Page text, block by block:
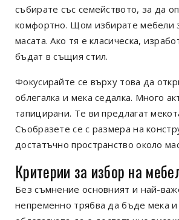
събирате със семейството, за да
комфортно. Щом избирате мебели
масата. Ако тя е класическа,
бъдат в същия стил.
Фокусирайте се върху това да
облегалка и мека седалка. Много
тапицирани. Те ви предлагат
Съобразете се с размера на
достатъчно пространство около
Критерии за избор на
Без съмнение основният и най-
непременно трябва да бъде мека